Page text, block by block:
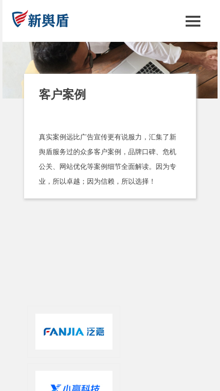
客户案例
真实案例远比广告宣传更有说服力，汇集了新
舆盾服务过的众多客户案例，品牌口碑、危机
公关、网站优化等案例细节全面解读。因为专
业，所以卓越；因为信赖，所以选择！